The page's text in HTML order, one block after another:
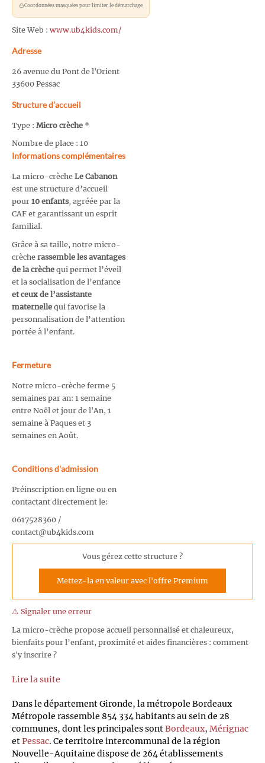
Coordonnées masquées pour limiter le démarchage
Site Web : www.ub4kids.com/
Adresse
26 avenue du Pont de l'Orient
33600 Pessac
Structure d’accueil
Type : Micro crèche *
Nombre de place : 10
Informations complémentaires
La micro-crèche Le Cabanon
est une structure d’accueil
pour 10 enfants, agréée par la
CAF et garantissant un esprit
familial.
Grâce à sa taille, notre micro-
crèche rassemble les avantages
de la crèche qui permet l’éveil
et la socialisation de l’enfance
et ceux de l’assistante
maternelle qui favorise la
personnalisation de l’attention
portée à l’enfant.
Fermeture
Notre micro-crèche ferme 5
semaines par an: 1 semaine
entre Noël et jour de l'An, 1
semaine à Paques et 3
semaines en Août.
Conditions d'admission
Préinscription en ligne ou en
contactant directement le:
0617528360 /
contact@ub4kids.com
Vous gérez cette structure ?
Mettez-la en valeur avec l'offre Premium
⚠️ Signaler une erreur
La micro-crèche propose accueil personnalisé et chaleureux,
bienfaits pour l’enfant, proximité et aides financières : comment
s'y inscrire ?
Lire la suite
Dans le département Gironde, la métropole Bordeaux
Métropole rassemble 854 334 habitants au sein de 28
communes, dont les principales sontBordeaux, Mérignac
etPessac. Ce territoire intercommunal de la région
Nouvelle-Aquitaine dispose de 264 établissements